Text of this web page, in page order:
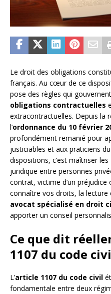
Le droit des obligations
français. Au cœur de ce
pose des règles qui
obligations contractuelles
extracontractuelles. Depuis la
l’ordonnance du 10 février
profondément remanié pour
justiciables et aux praticiens
dispositions, c’est maîtriser
juridique entre personnes
contrat, victime d’un
connaître vos droits, la lecture
avocat spécialisé en droit
apporter un conseil
Ce que dit
1107 du code
L’article 1107 du code civil
fondamentale entre deux